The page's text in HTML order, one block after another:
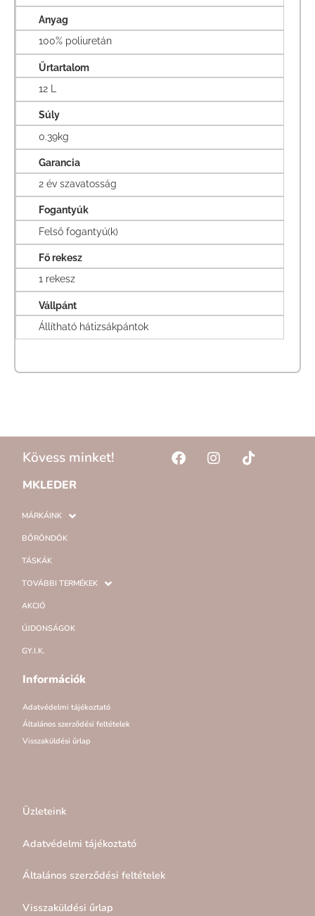
Anyag
100% poliuretán
Űrtartalom
12 L
Súly
0.39kg
Garancia
2 év szavatosság
Fogantyúk
Felső fogantyú(k)
Fő rekesz
1 rekesz
Vállpánt
Állítható hátizsákpántok
Kövess minket!
MKLEDER
MÁRKÁINK
BŐRÖNDÖK
TÁSKÁK
TOVÁBBI TERMÉKEK
AKCIÓ
ÚJDONSÁGOK
GY.I.K.
Információk
Adatvédelmi tájékoztató
Általános szerződési feltételek
Visszaküldési űrlap
Üzleteink
Adatvédelmi tájékoztató
Általános szerződési feltételek
Visszaküldési űrlap